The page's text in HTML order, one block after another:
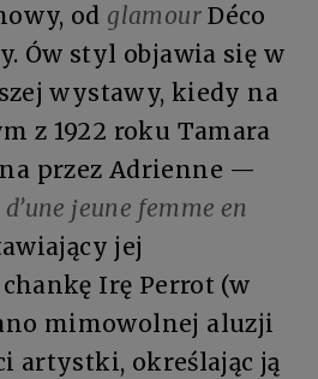
od glamourDéco
Ów styl objawia się w
wystawy, kiedy na
z 1922 roku Tamara
przez Adrienne —
jeune femme en
jej
Irę Perrot (w
mimowolnej aluzji
artystki, określając ją